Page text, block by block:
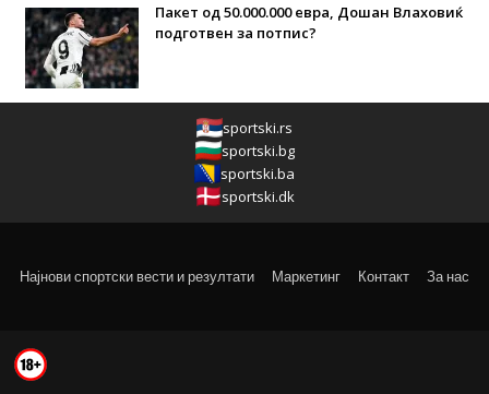
Пакет од 50.000.000 евра, Дошан Влаховиќ
подготвен за потпис?
sportski.rs
sportski.bg
sportski.ba
sportski.dk
Најнови спортски вести и резултати Маркетинг Контакт За нас